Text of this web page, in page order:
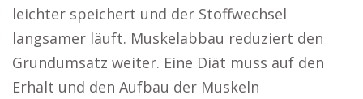
leichter speichert und der Stoffwechsel
langsamer läuft. Muskelabbau reduziert den
Grundumsatz weiter. Eine Diät muss auf den
Erhalt und den Aufbau der Muskeln